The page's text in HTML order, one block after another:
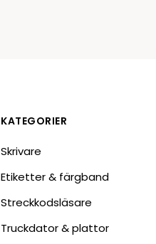
KATEGORIER
Skrivare
Etiketter & färgband
Streckkodsläsare
Truckdator & plattor